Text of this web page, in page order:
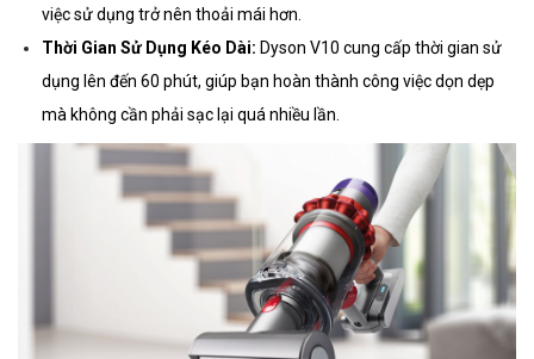
việc sử dụng trở nên thoải mái hơn.
Thời Gian Sử Dụng Kéo Dài: Dyson V10 cung cấp thời gian sử
dụng lên đến 60 phút, giúp bạn hoàn thành công việc dọn dẹp
mà không cần phải sạc lại quá nhiều lần.